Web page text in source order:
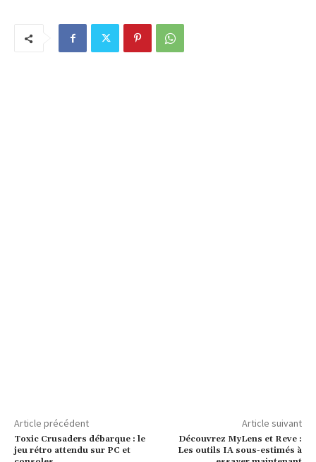
Article précédent
Toxic Crusaders débarque : le
jeu rétro attendu sur PC et
Article suivant
Découvrez MyLens et Reve :
Les outils IA sous-estimés à